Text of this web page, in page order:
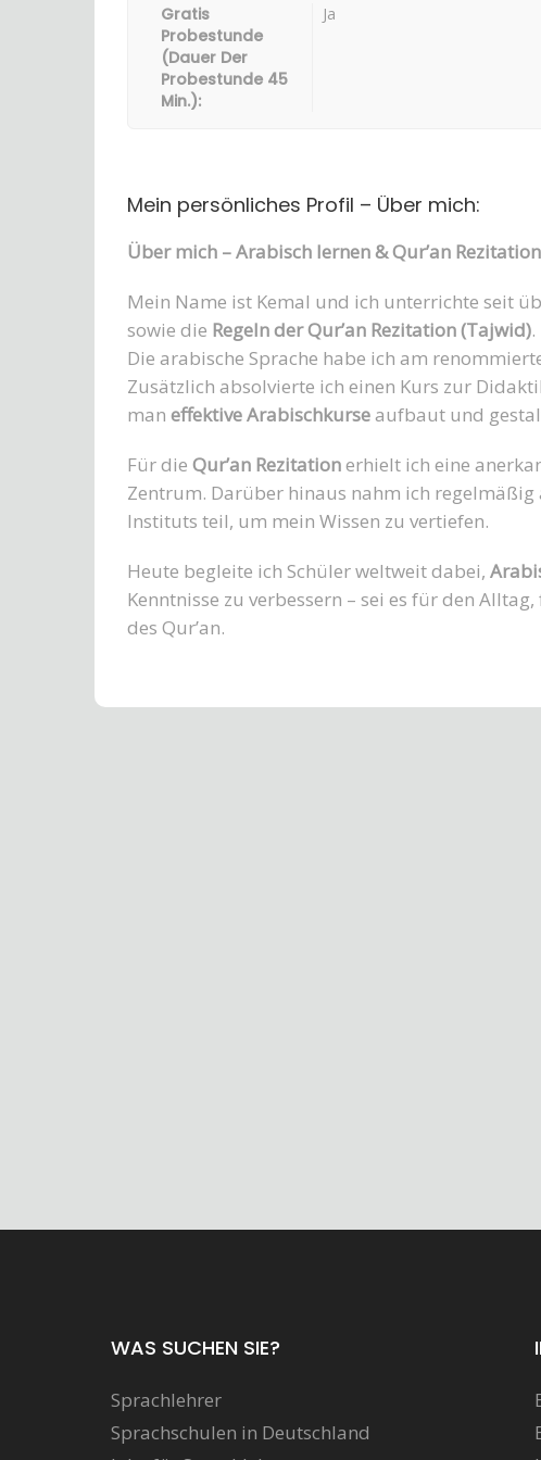
Gratis
Probestunde
(Dauer Der
Probestunde 45
Min.):
Ja
Mein persönliches Profil – Über mich:
Über mich – Arabisch lernen & Qur’an
Mein Name ist Kemal und ich unterrichte seit
sowie die Regeln der Qur’an Rezitation (Tajwid).
Die arabische Sprache habe ich am
Zusätzlich absolvierte ich einen Kurs zur
man effektive Arabischkurseaufbaut und
Für die Qur’an Rezitationerhielt ich eine
Zentrum. Darüber hinaus nahm ich regelmäßig
Instituts teil, um mein Wissen zu vertiefen.
Heute begleite ich Schüler weltweit dabei,
Kenntnisse zu verbessern – sei es für den
des Qur’an.
WAS SUCHEN SIE?
Sprachlehrer
Sprachschulen in Deutschland